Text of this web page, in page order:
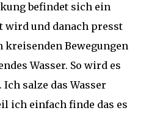
befindet sich ein
wird und danach presst
kreisenden Bewegungen
Wasser. So wird es
salze das Wasser
ich einfach finde das es